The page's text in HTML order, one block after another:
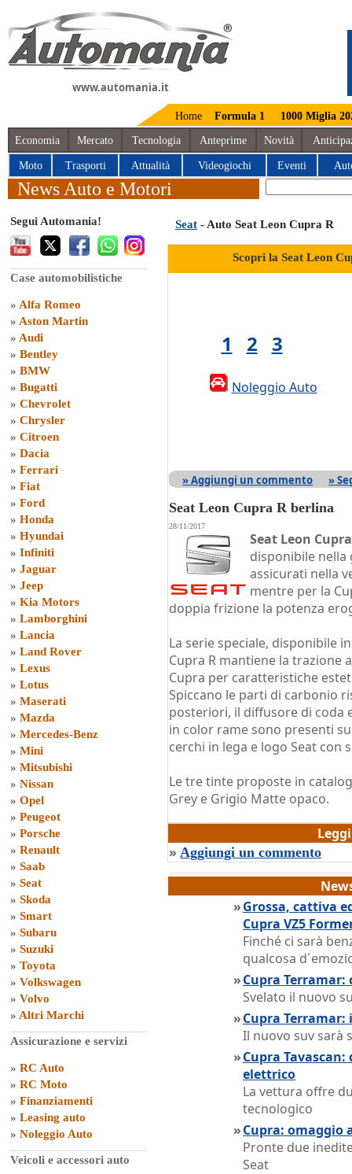
www.automania.it
Home Formula 1 1000 Miglia
Economia Mercato Tecnologia Anteprime Novità
Moto Trasporti Attualità Videogiochi Eventi
News Auto e Motori
Segui Automania!
Case automobilistiche
» Alfa Romeo
» Aston Martin
» Audi
» Bentley
» BMW
» Bugatti
» Chevrolet
» Chrysler
» Citroen
» Dacia
» Ferrari
» Fiat
» Ford
» Honda
» Hyundai
» Infiniti
» Jaguar
» Jeep
» Kia Motors
» Lamborghini
» Lancia
» Land Rover
» Lexus
» Lotus
» Maserati
» Mazda
» Mercedes-Benz
» Mini
» Mitsubishi
» Nissan
» Opel
» Peugeot
» Porsche
» Renault
» Saab
» Seat
» Skoda
» Smart
» Subaru
» Suzuki
» Toyota
» Volkswagen
» Volvo
» Altri Marchi
Assicurazione e servizi
» RC Auto
» RC Moto
» Finanziamenti
» Leasing auto
» Noleggio Auto
Veicoli e accessori auto
Seat - Auto Seat Leon Cupra R
Scopri la Seat Leon
1 2 3
Noleggio Auto
» Aggiungi un commento »
Seat Leon Cupra R berlina
28/11/2017
Seat Leon
disponibile nella
assicurati nella
mentre per la
doppia frizione la potenza
La serie speciale, disponibile
Cupra R mantiene la trazione
Cupra per caratteristiche
Spiccano le parti di carbonio
posteriori, il diffusore di coda
in color rame sono presenti
cerchi in lega e logo Seat con
Le tre tinte proposte in
Grey e Grigio Matte opaco.
» Aggiungi un commento
»Grossa, cattiva
Cupra VZ5
Finché ci sarà
qualcosa
»Cupra
Svelato il nuovo
»Cupra
Il nuovo suv sarà
»Cupra
elettrico
La vettura offre
tecnologico
»Cupra: omaggio
Pronte due
Seat